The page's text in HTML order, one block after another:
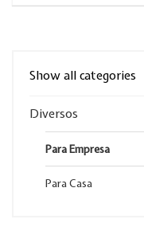
Show all categories
Diversos
Para Empresa
Para Casa